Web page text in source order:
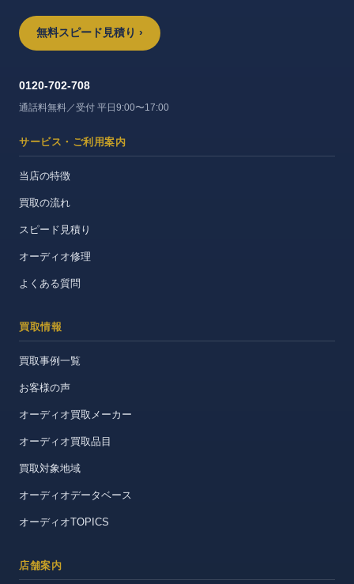
無料スピード見積り ›
0120-702-708
通話料無料／受付 平日9:00〜17:00
サービス・ご利用案内
当店の特徴
買取の流れ
スピード見積り
オーディオ修理
よくある質問
買取情報
買取事例一覧
お客様の声
オーディオ買取メーカー
オーディオ買取品目
買取対象地域
オーディオデータベース
オーディオTOPICS
店舗案内